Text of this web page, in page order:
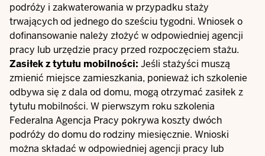
podróży i zakwaterowania w przypadku staży
trwających od jednego do sześciu tygodni. Wniosek o
dofinansowanie należy złożyć w odpowiedniej agencji
pracy lub urzędzie pracy przed rozpoczęciem stażu.
Zasiłek z tytułu mobilności: Jeśli stażyści muszą
zmienić miejsce zamieszkania, ponieważ ich szkolenie
odbywa się z dala od domu, mogą otrzymać zasiłek z
tytułu mobilności. W pierwszym roku szkolenia
Federalna Agencja Pracy pokrywa koszty dwóch
podróży do domu do rodziny miesięcznie. Wnioski
można składać w odpowiedniej agencji pracy lub